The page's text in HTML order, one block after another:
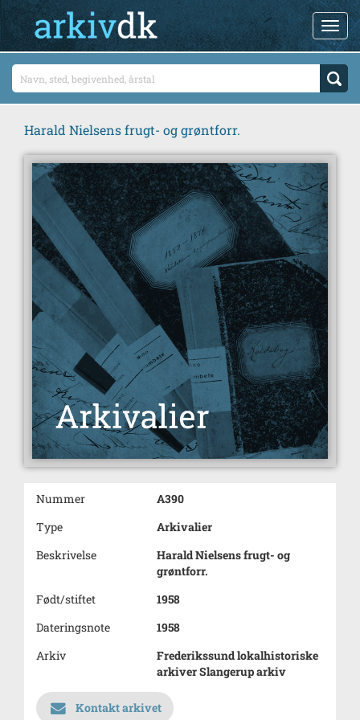
Harald Nielsens frugt- og grøntforr.
Nummer
A390
Type
Arkivalier
Beskrivelse
Harald Nielsens frugt- og
grøntforr.
Født/stiftet
1958
Dateringsnote
1958
Arkiv
Frederikssund lokalhistoriske
arkiver Slangerup arkiv
Kontakt arkivet